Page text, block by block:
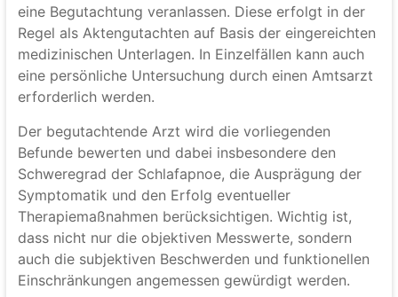
eine Begutachtung veranlassen. Diese erfolgt in der
Regel als Aktengutachten auf Basis der eingereichten
medizinischen Unterlagen. In Einzelfällen kann auch
eine persönliche Untersuchung durch einen Amtsarzt
erforderlich werden.
Der begutachtende Arzt wird die vorliegenden
Befunde bewerten und dabei insbesondere den
Schweregrad der Schlafapnoe, die Ausprägung der
Symptomatik und den Erfolg eventueller
Therapiemaßnahmen berücksichtigen. Wichtig ist,
dass nicht nur die objektiven Messwerte, sondern
auch die subjektiven Beschwerden und funktionellen
Einschränkungen angemessen gewürdigt werden.